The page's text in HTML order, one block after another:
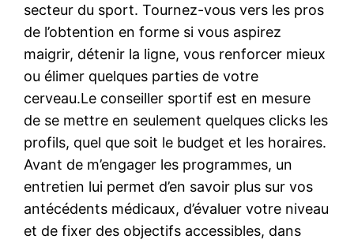
secteur du sport. Tournez-vous vers les pros
de l’obtention en forme si vous aspirez
maigrir, détenir la ligne, vous renforcer mieux
ou élimer quelques parties de votre
cerveau.Le conseiller sportif est en mesure
de se mettre en seulement quelques clicks les
profils, quel que soit le budget et les horaires.
Avant de m’engager les programmes, un
entretien lui permet d’en savoir plus sur vos
antécédents médicaux, d’évaluer votre niveau
et de fixer des objectifs accessibles, dans